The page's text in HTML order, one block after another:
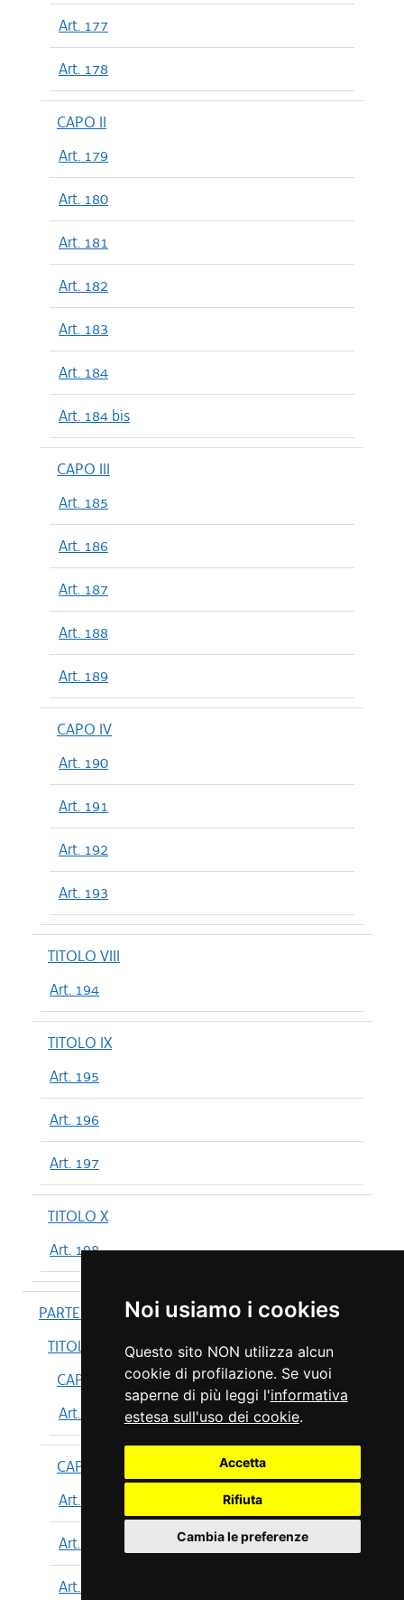
Noi usiamo i cookies
Questo sito NON utilizza alcun
cookie di profilazione. Se vuoi
saperne di più leggi l'informativa
estesa sull'uso dei cookie.
Accetta
Rifiuta
Cambia le preferenze
Art. 177
Art. 178
CAPO II
Art. 179
Art. 180
Art. 181
Art. 182
Art. 183
Art. 184
Art. 184 bis
CAPO III
Art. 185
Art. 186
Art. 187
Art. 188
Art. 189
CAPO IV
Art. 190
Art. 191
Art. 192
Art. 193
TITOLO VIII
Art. 194
TITOLO IX
Art. 195
Art. 196
Art. 197
TITOLO X
Art. 198
PARTE IV
TITOLO I
CAPO I
Art. 199
CAPO II
Art. 200
Art. 201
Art. 202